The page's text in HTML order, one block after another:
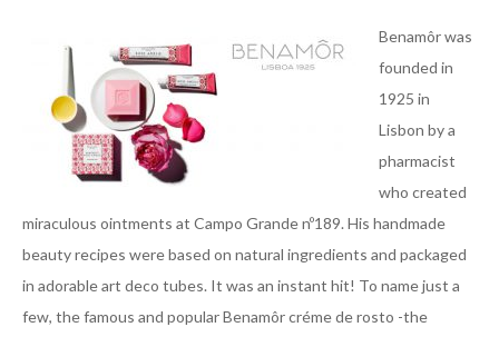
Benamôr was
founded in
1925 in
Lisbon by a
pharmacist
who created
miraculous ointments at Campo Grande nº189. His handmade
beauty recipes were based on natural ingredients and packaged
in adorable art deco tubes. It was an instant hit! To name just a
few, the famous and popular Benamôr créme de rosto -the